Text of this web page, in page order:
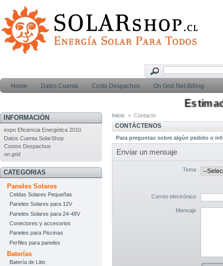
Home Datos Cuenta Costo Despachos On Grid Net-Billing
INFORMACIÓN
expo Eficiencia Energética 2010
Datos Cuenta SolarShop
Costos Despachos
on grid
CATEGORIAS
Paneles Solares
Celdas Solares Pequeñas
Paneles Solares para 12V
Paneles Solares para 24-48V
Conectores y accesorios
Paneles para Piscinas
Perfiles para paneles
Baterías
Batería de Litio
Inicio > Contacto
CONTÁCTENOS
Para preguntas sobre algún pedido o
Enviar un mensaje
Tema
Correo electrónico
Mensaje